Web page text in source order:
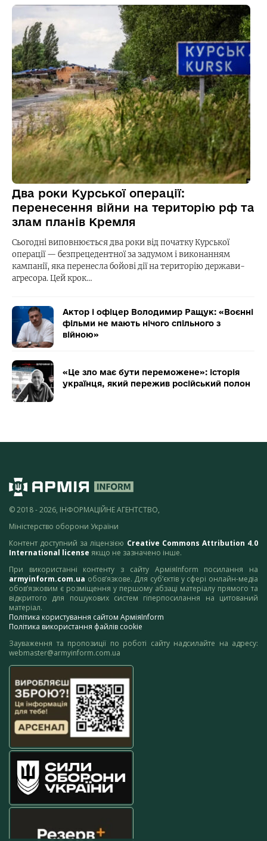
Два роки Курської операції:
перенесення війни на територію рф та
злам планів Кремля
Сьогодні виповнюється два роки від початку Курської
операції — безпрецедентної за задумом і виконанням
кампанії, яка перенесла бойові дії на територію держави-
агресора. Цей крок…
Актор і офіцер Володимир Ращук: «Воєнні
фільми не мають нічого спільного з
війною»
«Це зло має бути переможене»: історія
українця, який пережив російський полон
© 2018 - 2026, ІНФОРМАЦІЙНЕ АГЕНТСТВО,
Міністерство оборони України
Контент доступний за ліцензією Creative Commons Attribution 4.0
International license якщо не зазначено інше.
При використанні контенту з сайту АрміяInform посилання на
armyinform.com.ua обов’язкове. Для суб’єктів у сфері онлайн-медіа
обов’язковим є розміщення у першому абзаці матеріалу прямого та
відкритого для пошукових систем гіперпосилання на цитований
матеріал.
Політика користування сайтом АрміяInform
Політика використання файлів cookie
Зауваження та пропозиції по роботі сайту надсилайте на адресу:
webmaster@armyinform.com.ua